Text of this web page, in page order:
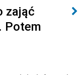
zająć
Potem